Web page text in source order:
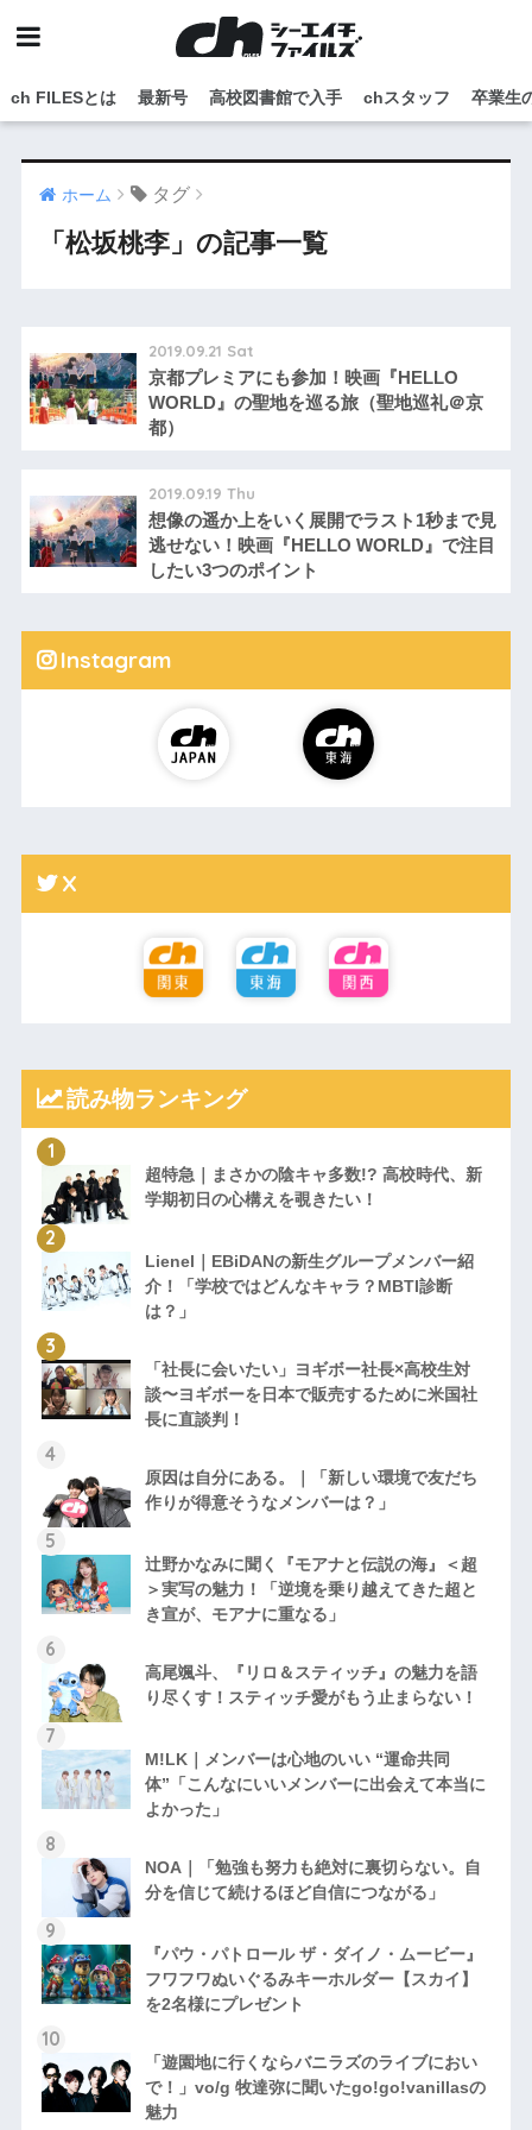
ch FILESとは 最新号 高校図書館で入手 chスタッフ 卒業生
ホーム タグ
「松坂桃李」の記事一覧
2019.09.21 Sat
京都プレミアにも参加！映画『HELLO
WORLD』の聖地を巡る旅（聖地巡礼＠京
都）
2019.09.19 Thu
想像の遥か上をいく展開でラスト1秒まで見
逃せない！映画『HELLO WORLD』で注目
したい3つのポイント
Instagram
X
読み物ランキング
超特急｜まさかの陰キャ多数!? 高校時代、新
学期初日の心構えを覗きたい！
Lienel｜EBiDANの新生グループメンバー紹
介！「学校ではどんなキャラ？MBTI診断
は？」
「社長に会いたい」ヨギボー社長×高校生対
談〜ヨギボーを日本で販売するために米国社
長に直談判！
原因は自分にある。｜「新しい環境で友だち
作りが得意そうなメンバーは？」
辻野かなみに聞く『モアナと伝説の海』＜超
＞実写の魅力！「逆境を乗り越えてきた超と
き宣が、モアナに重なる」
高尾颯斗、『リロ＆スティッチ』の魅力を語
り尽くす！スティッチ愛がもう止まらない！
M!LK｜メンバーは心地のいい “運命共同
体”「こんなにいいメンバーに出会えて本当に
よかった」
NOA｜「勉強も努力も絶対に裏切らない。自
分を信じて続けるほど自信につながる」
『パウ・パトロール ザ・ダイノ・ムービー』
フワフワぬいぐるみキーホルダー【スカイ】
を2名様にプレゼント
「遊園地に行くならバニラズのライブにおい
で！」vo/g 牧達弥に聞いたgo!go!vanillasの
魅力